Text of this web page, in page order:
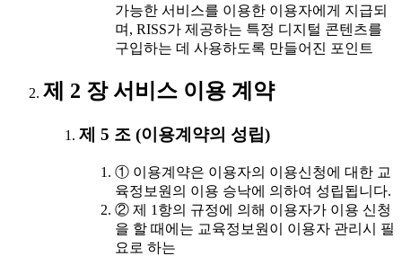
가능한 서비스를 이용한 이용자에게 지급되
며, RISS가 제공하는 특정 디지털 콘텐츠를
구입하는 데 사용하도록 만들어진 포인트
제 2 장 서비스 이용 계약
제 5 조 (이용계약의 성립)
① 이용계약은 이용자의 이용신청에 대한 교
육정보원의 이용 승낙에 의하여 성립됩니다.
② 제 1항의 규정에 의해 이용자가 이용 신청
을 할 때에는 교육정보원이 이용자 관리시 필
요로 하는